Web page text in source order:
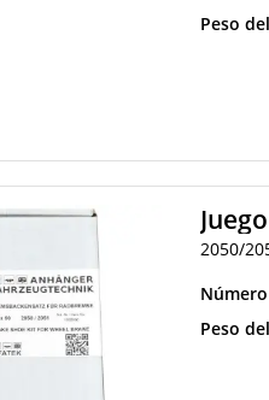
Peso
2050/
Peso